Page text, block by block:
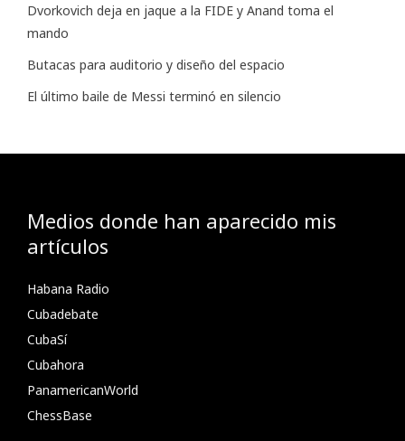
Dvorkovich deja en jaque a la FIDE y Anand toma el
mando
Butacas para auditorio y diseño del espacio
El último baile de Messi terminó en silencio
Medios donde han aparecido mis
artículos
Habana Radio
Cubadebate
CubaSí
Cubahora
PanamericanWorld
ChessBase